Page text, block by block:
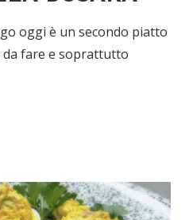
oggi è un secondo piatto
da fare e soprattutto